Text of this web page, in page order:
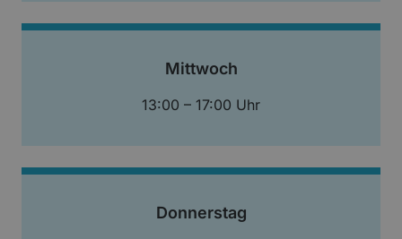
Mittwoch
13:00 – 17:00 Uhr
Donnerstag